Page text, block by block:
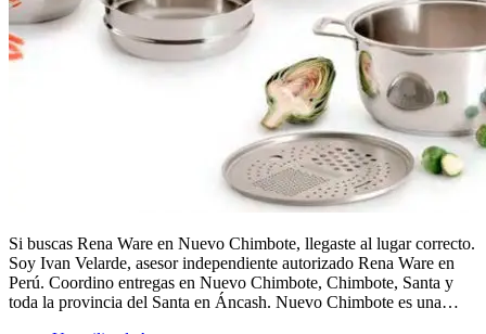
Si buscas Rena Ware en Nuevo Chimbote, llegaste al lugar correcto.
Soy Ivan Velarde, asesor independiente autorizado Rena Ware en
Perú. Coordino entregas en Nuevo Chimbote, Chimbote, Santa y
toda la provincia del Santa en Áncash. Nuevo Chimbote es una…